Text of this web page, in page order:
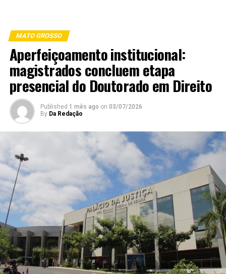
MATO GROSSO
Aperfeiçoamento institucional:
magistrados concluem etapa
presencial do Doutorado em Direito
Published 1 mês ago on 03/07/2026
By Da Redação